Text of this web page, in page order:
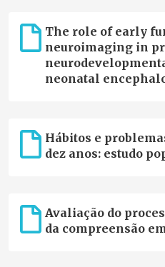
The role of early
neuroimaging in
neonatal
Hábitos e
dez anos: estudo
Avaliação do
da compreensão